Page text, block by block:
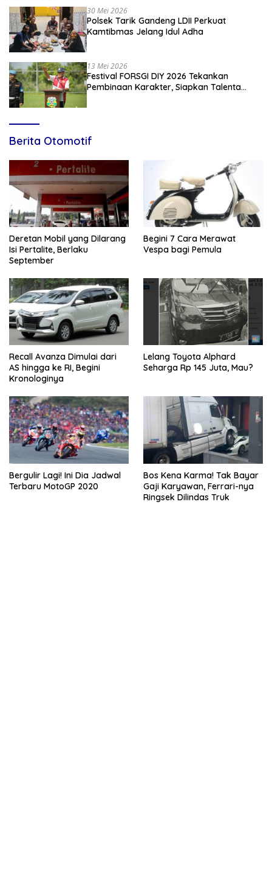
30 Mei 2026
Polsek Tarik Gandeng LDII Perkuat
Kamtibmas Jelang Idul Adha
13 Mei 2026
Festival FORSGI DIY 2026 Tekankan
Pembinaan Karakter, Siapkan Talenta
Berita Otomotif
Deretan Mobil yang Dilarang
Isi Pertalite, Berlaku
September
Begini 7 Cara Merawat
Vespa bagi Pemula
Recall Avanza Dimulai dari
AS hingga ke RI, Begini
Kronologinya
Lelang Toyota Alphard
Seharga Rp 145 Juta, Mau?
Bergulir Lagi! Ini Dia Jadwal
Terbaru MotoGP 2020
Bos Kena Karma! Tak Bayar
Gaji Karyawan, Ferrari-nya
Ringsek Dilindas Truk